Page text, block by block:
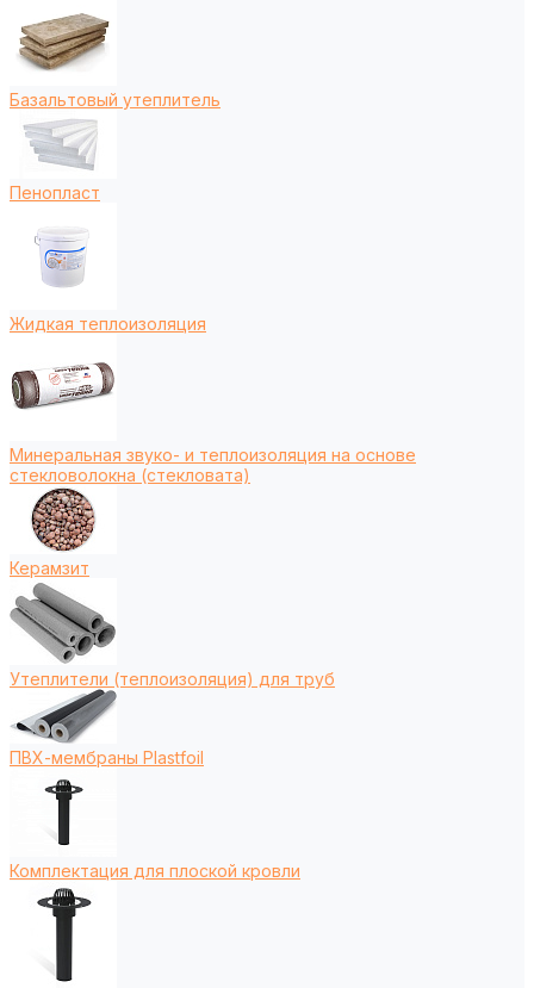
Базальтовый утеплитель
Пенопласт
Жидкая теплоизоляция
Минеральная звуко- и теплоизоляция на основе
стекловолокна (стекловата)
Керамзит
Утеплители (теплоизоляция) для труб
ПВХ-мембраны Plastfoil
Комплектация для плоской кровли